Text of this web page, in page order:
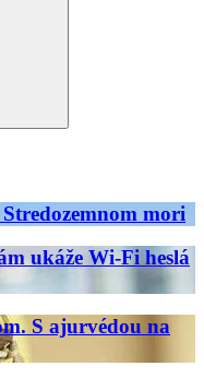
mori
ukáže Wi-Fi heslá
S ajurvédou na